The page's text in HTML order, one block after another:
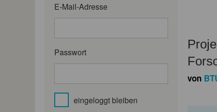
E-Mail-Adresse
Passwort
eingeloggt bleiben
von